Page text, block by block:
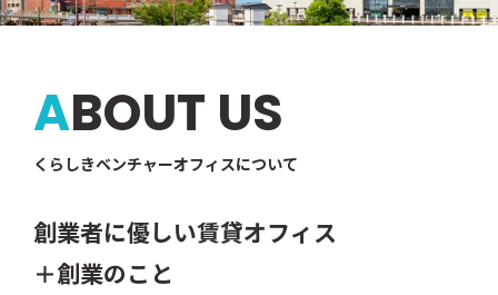
ABOUT US
くらしきベンチャーオフィスについて
創業者に優しい賃貸オフィス
＋創業のこと